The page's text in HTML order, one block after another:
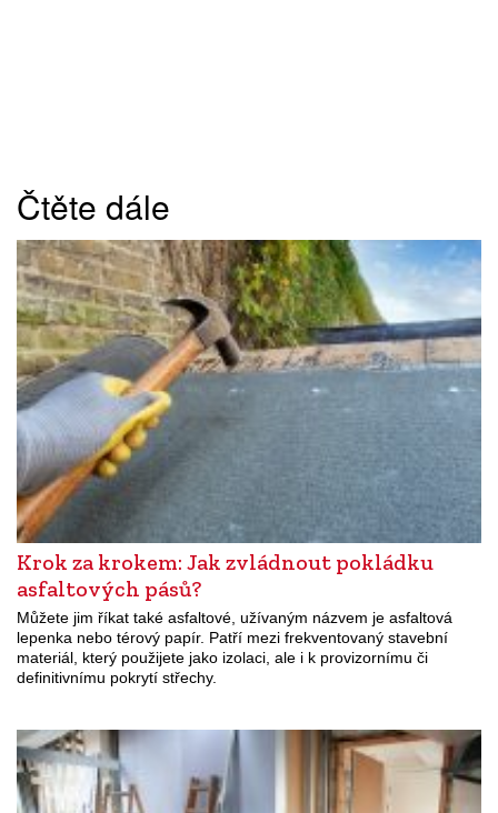
Čtěte dále
Krok za krokem: Jak zvládnout pokládku
asfaltových pásů?
Můžete jim říkat také asfaltové, užívaným názvem je asfaltová
lepenka nebo térový papír. Patří mezi frekventovaný stavební
materiál, který použijete jako izolaci, ale i k provizornímu či
definitivnímu pokrytí střechy.